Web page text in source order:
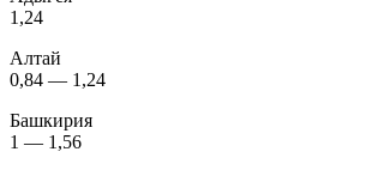
1,24
Алтай
0,84 — 1,24
Башкирия
1 — 1,56